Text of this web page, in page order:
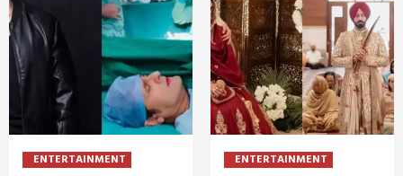
ENTERTAINMENT
ENTERTAINMENT